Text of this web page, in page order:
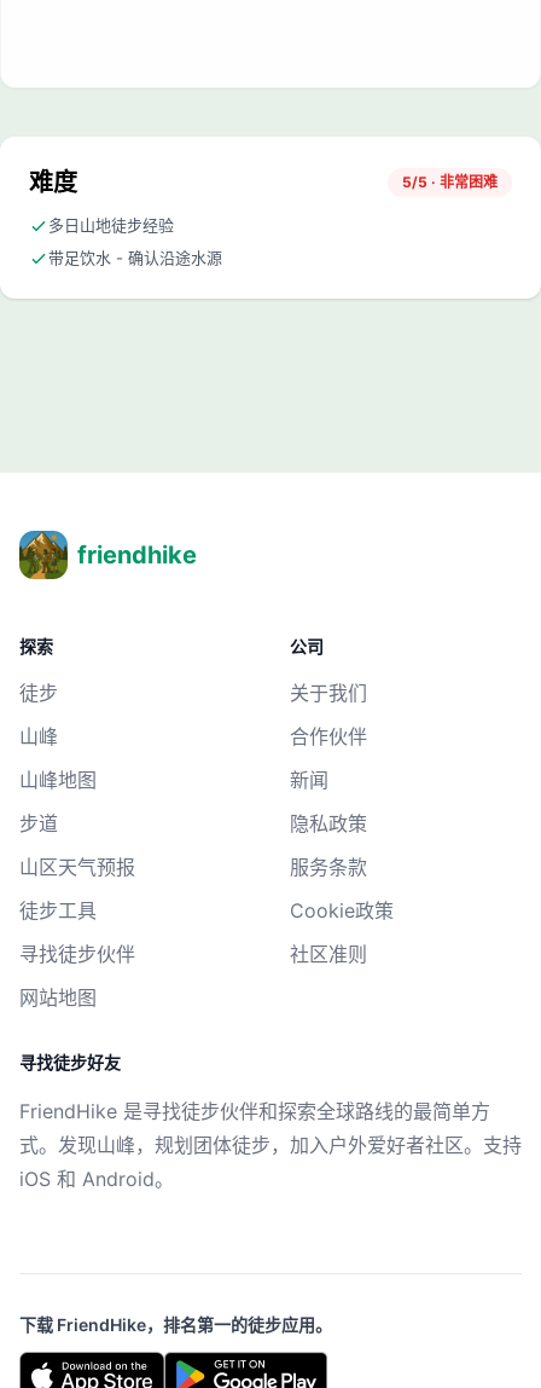
难度 5/5 · 非常困难
多日山地徒步经验
带足饮水 - 确认沿途水源
friendhike
探索
徒步
山峰
山峰地图
步道
山区天气预报
徒步工具
寻找徒步伙伴
网站地图
公司
关于我们
合作伙伴
新闻
隐私政策
服务条款
Cookie政策
社区准则
寻找徒步好友
FriendHike 是寻找徒步伙伴和探索全球路线的最简单方
式。发现山峰，规划团体徒步，加入户外爱好者社区。支持
iOS 和 Android。
下载 FriendHike，排名第一的徒步应用。